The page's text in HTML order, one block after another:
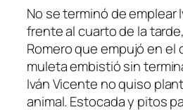
No se terminó de emplear
frente al cuarto de la
Romero que empujó en el
muleta embistió sin
Iván Vicente no quiso
animal. Estocada y pitos